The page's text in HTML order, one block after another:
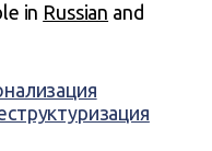
in Russian and